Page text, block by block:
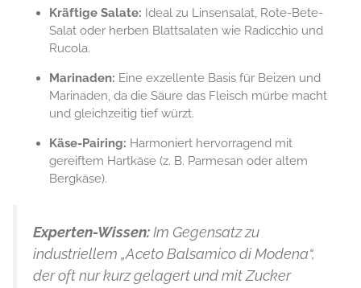
Kräftige Salate: Ideal zu Linsensalat, Rote-Bete-
Salat oder herben Blattsalaten wie Radicchio und
Rucola.
Marinaden: Eine exzellente Basis für Beizen und
Marinaden, da die Säure das Fleisch mürbe macht
und gleichzeitig tief würzt.
Käse-Pairing: Harmoniert hervorragend mit
gereiftem Hartkäse (z. B. Parmesan oder altem
Bergkäse).
Experten-Wissen:Im Gegensatz zu
industriellem „Aceto Balsamico di Modena“,
der oft nur kurz gelagert und mit Zucker